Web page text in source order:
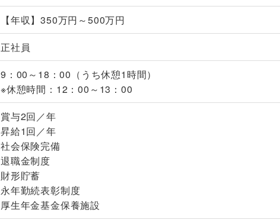
【年収】350万円～500万円
正社員
9：00～18：00（うち休憩1時間）
※休憩時間：12：00～13：00
賞与2回／年
昇給1回／年
社会保険完備
退職金制度
財形貯蓄
永年勤続表彰制度
厚生年金基金保養施設